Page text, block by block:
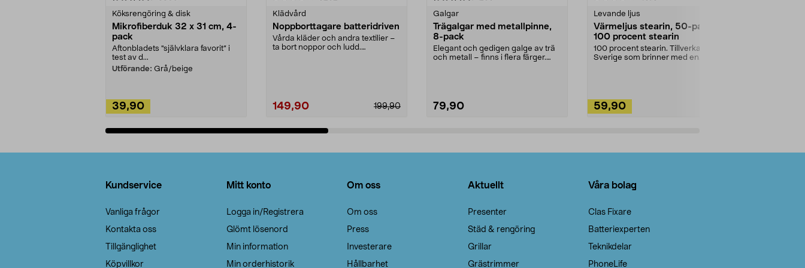
Köksrengöring & disk
Mikrofiberduk 32 x 31 cm, 4-
pack
Aftonbladets "självklara favorit” i
test av d...
Utförande: Grå/beige
39,90
Klädvård
Noppborttagare batteridriven
Vårda kläder och andra textilier –
ta bort noppor och ludd.
199,90
149,90
Galgar
Trägalgar med metallpinne,
8-pack
Elegant och gedigen galge av trä
och metall – finns i flera färger.
79,90
Levande ljus
Värmeljus stearin, 50-pack,
100 procent stearin
100 procent stearin. Tillverkade i
Sverige som brinner med en
59,90
Kundservice
Vanliga frågor
Kontakta oss
Tillgänglighet
Köpvillkor
Mitt konto
Logga in/Registrera
Glömt lösenord
Min information
Min orderhistorik
Om oss
Om oss
Press
Investerare
Hållbarhet
Aktuellt
Presenter
Städ & rengöring
Grillar
Grästrimmer
Våra bolag
Clas Fixare
Batteriexperten
Teknikdelar
PhoneLife